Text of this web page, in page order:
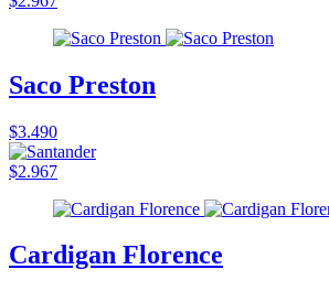
Saco Preston
$3.490
$2.967
Cardigan Florence